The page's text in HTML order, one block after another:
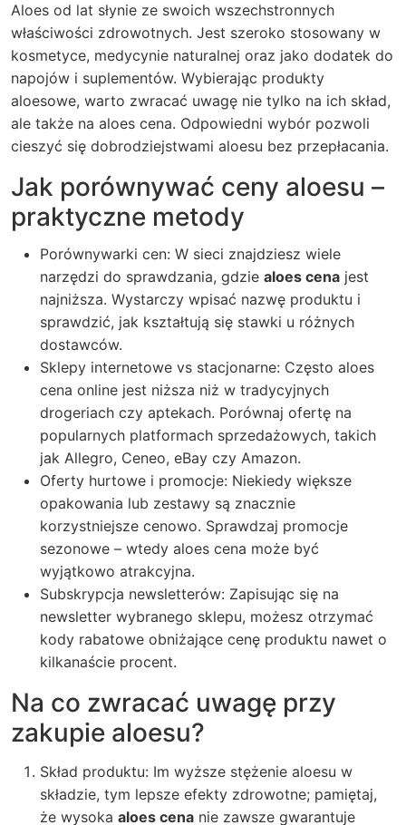
Aloes od lat słynie ze swoich wszechstronnych
właściwości zdrowotnych. Jest szeroko stosowany w
kosmetyce, medycynie naturalnej oraz jako dodatek do
napojów i suplementów. Wybierając produkty
aloesowe, warto zwracać uwagę nie tylko na ich skład,
ale także na aloes cena. Odpowiedni wybór pozwoli
cieszyć się dobrodziejstwami aloesu bez przepłacania.
Jak porównywać ceny aloesu –
praktyczne metody
Porównywarki cen: W sieci znajdziesz wiele
narzędzi do sprawdzania, gdzie aloes cena jest
najniższa. Wystarczy wpisać nazwę produktu i
sprawdzić, jak kształtują się stawki u różnych
dostawców.
Sklepy internetowe vs stacjonarne: Często aloes
cena online jest niższa niż w tradycyjnych
drogeriach czy aptekach. Porównaj ofertę na
popularnych platformach sprzedażowych, takich
jak Allegro, Ceneo, eBay czy Amazon.
Oferty hurtowe i promocje: Niekiedy większe
opakowania lub zestawy są znacznie
korzystniejsze cenowo. Sprawdzaj promocje
sezonowe – wtedy aloes cena może być
wyjątkowo atrakcyjna.
Subskrypcja newsletterów: Zapisując się na
newsletter wybranego sklepu, możesz otrzymać
kody rabatowe obniżające cenę produktu nawet o
kilkanaście procent.
Na co zwracać uwagę przy
zakupie aloesu?
Skład produktu: Im wyższe stężenie aloesu w
składzie, tym lepsze efekty zdrowotne; pamiętaj,
że wysoka aloes cena nie zawsze gwarantuje